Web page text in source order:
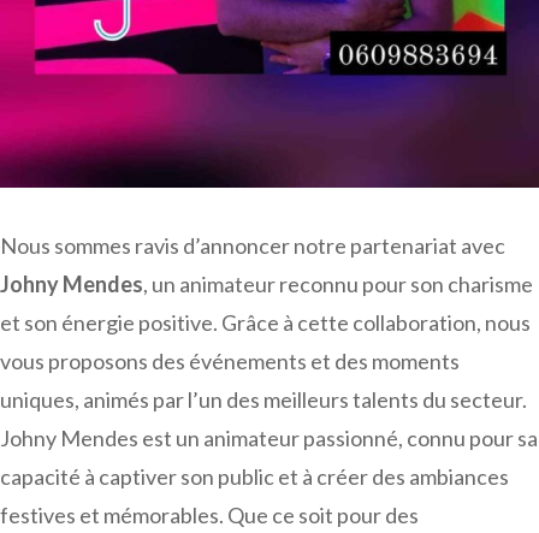
Nous sommes ravis d’annoncer notre partenariat avec
Johny Mendes, un animateur reconnu pour son charisme
et son énergie positive. Grâce à cette collaboration, nous
vous proposons des événements et des moments
uniques, animés par l’un des meilleurs talents du secteur.
Johny Mendes est un animateur passionné, connu pour sa
capacité à captiver son public et à créer des ambiances
festives et mémorables. Que ce soit pour des